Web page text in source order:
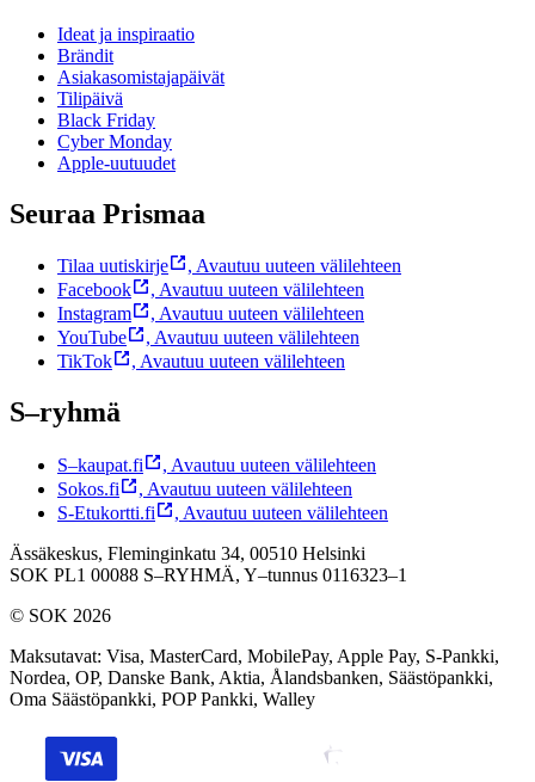
Ideat ja inspiraatio
Brändit
Asiakasomistajapäivät
Tilipäivä
Black Friday
Cyber Monday
Apple-uutuudet
Seuraa Prismaa
Tilaa uutiskirje , Avautuu uuteen välilehteen
Facebook
, Avautuu uuteen välilehteen
Instagram
, Avautuu uuteen välilehteen
YouTube
, Avautuu uuteen välilehteen
TikTok
, Avautuu uuteen välilehteen
S–ryhmä
S–kaupat.fi , Avautuu uuteen välilehteen
Sokos.fi
, Avautuu uuteen välilehteen
S-Etukortti.fi
, Avautuu uuteen välilehteen
Ässäkeskus, Fleminginkatu 34, 00510 Helsinki
SOK PL1 00088 S–RYHMÄ, Y–tunnus 0116323–1
© SOK 2026
Maksutavat: Visa, MasterCard, MobilePay, Apple Pay, S-Pankki,
Nordea, OP, Danske Bank, Aktia, Ålandsbanken, Säästöpankki,
Oma Säästöpankki, POP Pankki, Walley